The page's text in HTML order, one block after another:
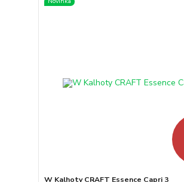
W Kalhoty CRAFT Essence Capri 3